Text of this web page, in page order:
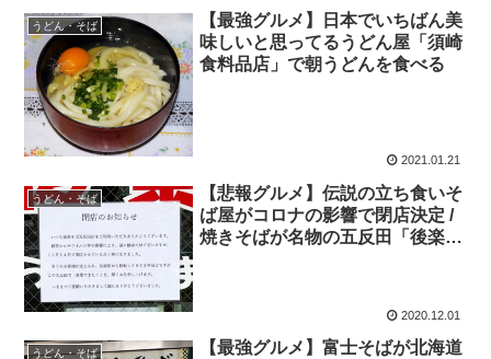
うどん・そば
【最強グルメ】日本でいちばん美
味しいと思ってるうどん屋「須崎
食料品店」で朝うどんを食べる
2021.01.21
うどん・そば
【悲報グルメ】伝説の立ち食いそ
ば屋がコロナの影響で閉店決定 /
焼きそばが名物の五反田「後楽そ
2020.12.01
うどん・そば
【最強グルメ】富士そばが北海道